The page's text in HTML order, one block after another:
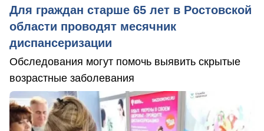
Для граждан старше 65 лет в Ростовской
области проводят месячник
диспансеризации
Обследования могут помочь выявить скрытые
возрастные заболевания